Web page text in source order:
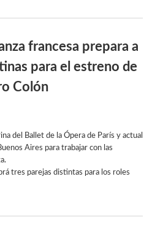
francesa prepara a
para el estreno de
Colón
del Ballet de la Ópera de París y actual
Aires para trabajar con las
tres parejas distintas para los roles